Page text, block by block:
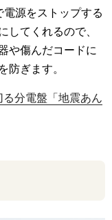
源をストップする
してくれるので、
や傷んだコードに
防ぎます。
分電盤「地震あん